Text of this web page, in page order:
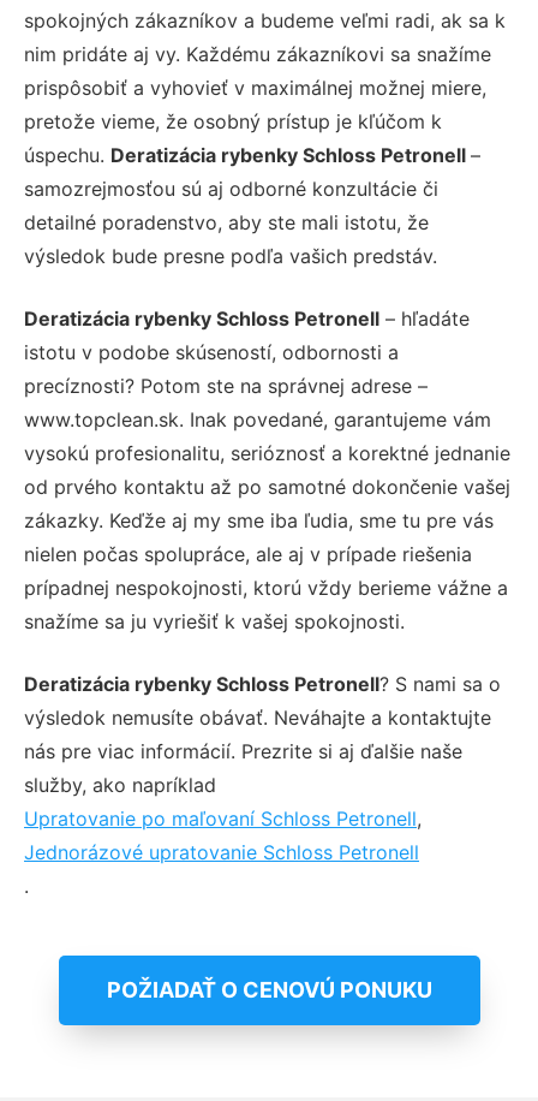
spokojných zákazníkov a budeme veľmi radi, ak sa k
nim pridáte aj vy. Každému zákazníkovi sa snažíme
prispôsobiť a vyhovieť v maximálnej možnej miere,
pretože vieme, že osobný prístup je kľúčom k
úspechu. Deratizácia rybenky Schloss Petronell –
samozrejmosťou sú aj odborné konzultácie či
detailné poradenstvo, aby ste mali istotu, že
výsledok bude presne podľa vašich predstáv.
Deratizácia rybenky Schloss Petronell – hľadáte
istotu v podobe skúseností, odbornosti a
precíznosti? Potom ste na správnej adrese –
www.topclean.sk. Inak povedané, garantujeme vám
vysokú profesionalitu, serióznosť a korektné jednanie
od prvého kontaktu až po samotné dokončenie vašej
zákazky. Keďže aj my sme iba ľudia, sme tu pre vás
nielen počas spolupráce, ale aj v prípade riešenia
prípadnej nespokojnosti, ktorú vždy berieme vážne a
snažíme sa ju vyriešiť k vašej spokojnosti.
Deratizácia rybenky Schloss Petronell? S nami sa o
výsledok nemusíte obávať. Neváhajte a kontaktujte
nás pre viac informácií. Prezrite si aj ďalšie naše
služby, ako napríklad
Upratovanie po maľovaní Schloss Petronell,
Jednorázové upratovanie Schloss Petronell
.
POŽIADAŤ O CENOVÚ PONUKU